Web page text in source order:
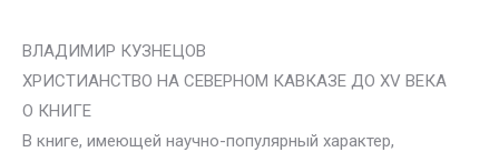
ВЛАДИМИР КУЗНЕЦОВ
ХРИСТИАНСТВО НА СЕВЕРНОМ КАВКАЗЕ ДО XV ВЕКА
О КНИГЕ
В книге, имеющей научно-популярный характер,